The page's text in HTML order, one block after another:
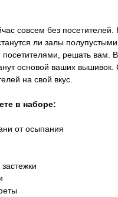
совсем без
ли залы
решать вам. В
основой ваших
на свой вкус.
в наборе:
от осыпания